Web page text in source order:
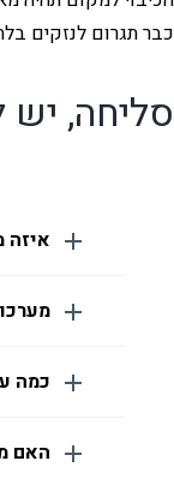
כבר תגרום לנזקים
סליחה,
איזה
כמה
האם